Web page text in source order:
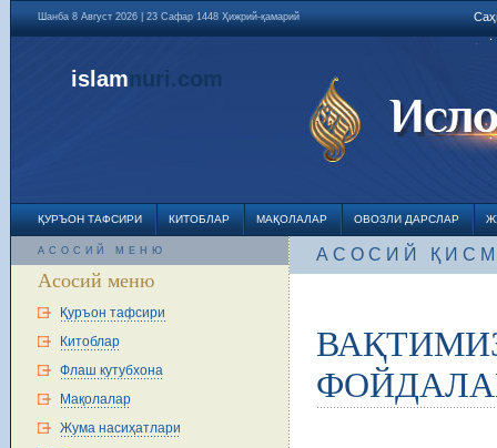
Шанба 8 Август 2026 | 23 Сафар 1448 Ҳижрий-қамарий
islamnuri.com
ҚУРЪОН ТАФСИРИ КИТОБЛАР МАҚОЛАЛАР ОВОЗЛИ ДАРСЛАР
АСОСИЙ МЕНЮ
Асосий меню
Қуръон тафсири
Китоблар
Флаш кутубхона
Мақолалар
Жума насиҳатлари
АСОСИЙ